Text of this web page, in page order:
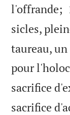
l'offrande;
sicles,
taureau,
pour
sacrifice
sacrifice